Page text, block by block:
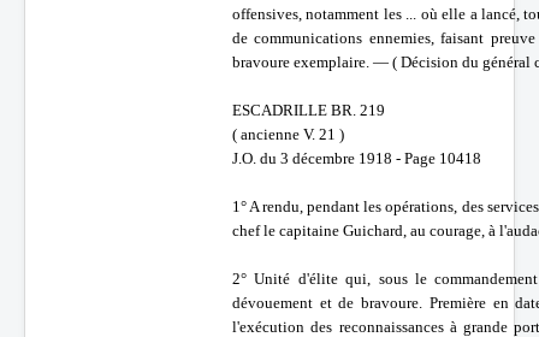
offensives, notamment les ... où elle a lancé,
de communications ennemies, faisant
bravoure exemplaire. — ( Décision du général
ESCADRILLE BR. 219
( ancienne V. 21 )
J.O. du 3 décembre 1918 - Page 10418
1° A rendu, pendant les opérations, des
chef le capitaine Guichard, au courage, à
2° Unité d'élite qui, sous le
dévouement et de bravoure. Première en
l'exécution des reconnaissances à grande